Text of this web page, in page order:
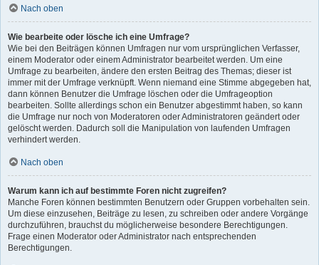
Nach oben
Wie bearbeite oder lösche ich eine Umfrage?
Wie bei den Beiträgen können Umfragen nur vom ursprünglichen Verfasser,
einem Moderator oder einem Administrator bearbeitet werden. Um eine
Umfrage zu bearbeiten, ändere den ersten Beitrag des Themas; dieser ist
immer mit der Umfrage verknüpft. Wenn niemand eine Stimme abgegeben hat,
dann können Benutzer die Umfrage löschen oder die Umfrageoption
bearbeiten. Sollte allerdings schon ein Benutzer abgestimmt haben, so kann
die Umfrage nur noch von Moderatoren oder Administratoren geändert oder
gelöscht werden. Dadurch soll die Manipulation von laufenden Umfragen
verhindert werden.
Nach oben
Warum kann ich auf bestimmte Foren nicht zugreifen?
Manche Foren können bestimmten Benutzern oder Gruppen vorbehalten sein.
Um diese einzusehen, Beiträge zu lesen, zu schreiben oder andere Vorgänge
durchzuführen, brauchst du möglicherweise besondere Berechtigungen.
Frage einen Moderator oder Administrator nach entsprechenden
Berechtigungen.